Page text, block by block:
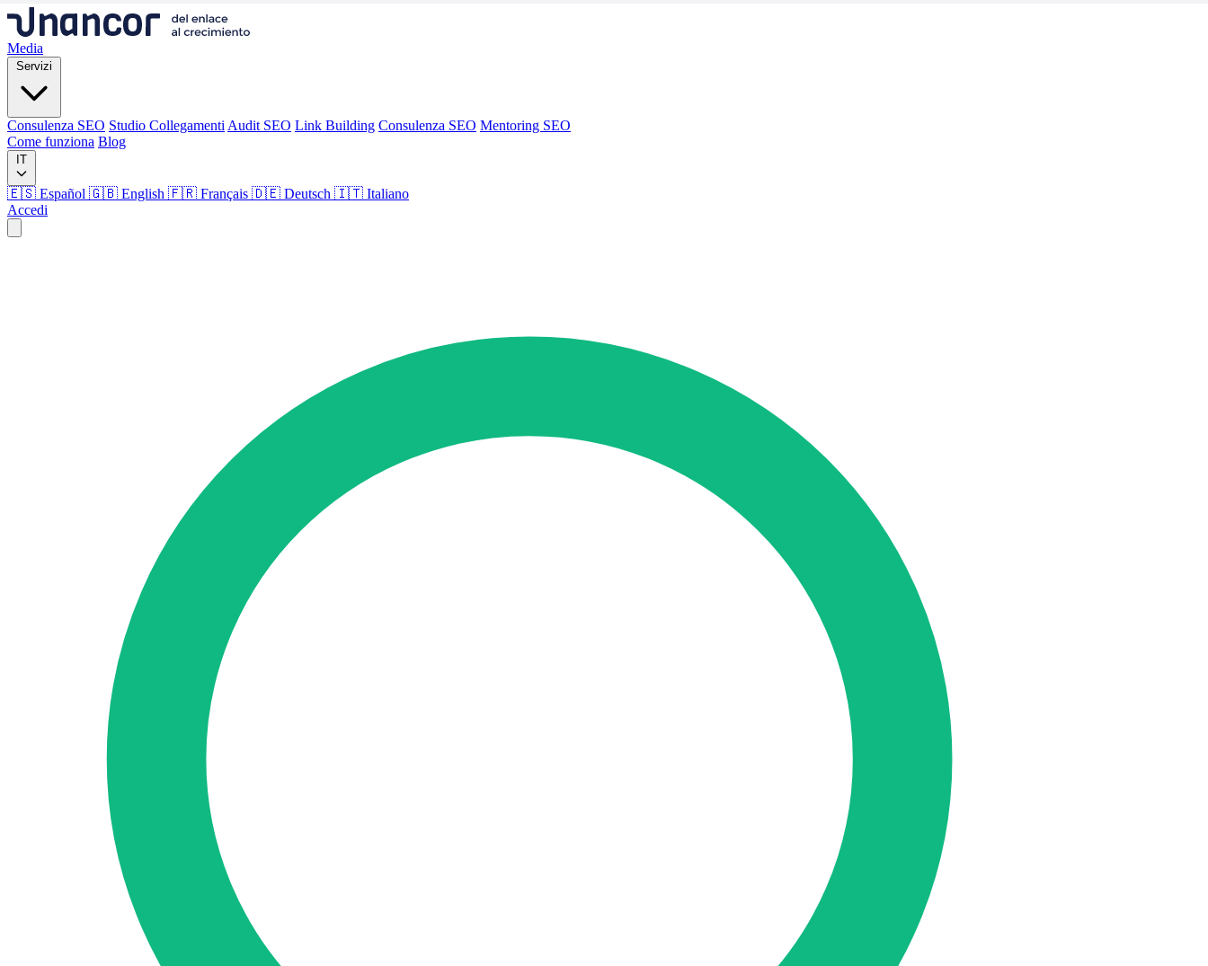
Media
Servizi
Consulenza SEO Studio Collegamenti Audit SEO Link Building Consulenza SEO Mentoring SEO
Come funziona Blog
IT
🇪🇸 Español 🇬🇧 English 🇫🇷 Français 🇩🇪 Deutsch 🇮🇹 Italiano
Accedi